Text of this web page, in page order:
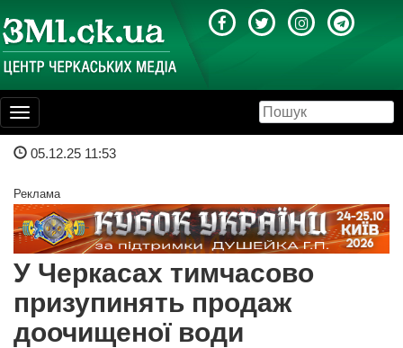
Toggle
navigation
05.12.25 11:53
Реклама
У Черкасах тимчасово
призупинять продаж
доочищеної води